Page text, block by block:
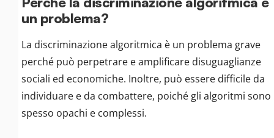
un problema?
La discriminazione algoritmica è un problema grave
perché può perpetrare e amplificare disuguaglianze
sociali ed economiche. Inoltre, può essere difficile da
individuare e da combattere, poiché gli algoritmi sono
spesso opachi e complessi.